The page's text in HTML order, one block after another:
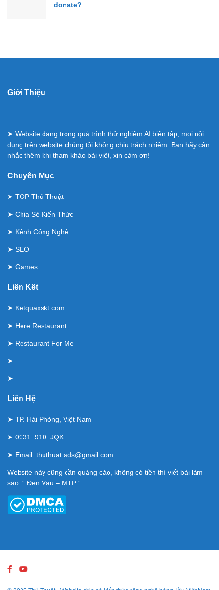
donate?
Giới Thiệu
➤ Website đang trong quá trình thử nghiệm AI biên tập, mọi nội
dung trên website chúng tôi không chịu trách nhiệm. Bạn hãy cân
nhắc thêm khi tham khảo bài viết, xin cảm ơn!
Chuyên Mục
➤ TOP Thủ Thuật
➤ Chia Sẻ Kiến Thức
➤ Kênh Công Nghệ
➤ SEO
➤ Games
Liên Kết
➤ Ketquaxskt.com
➤ Here Restaurant
➤ Restaurant For Me
➤
➤
Liên Hệ
➤ TP. Hải Phòng, Việt Nam
➤ 0931. 910. JQK
➤ Email: thuthuat.ads@gmail.com
Website này cũng cần quảng cáo, không có tiền thì viết bài làm
sao ” Đen Vâu – MTP ”